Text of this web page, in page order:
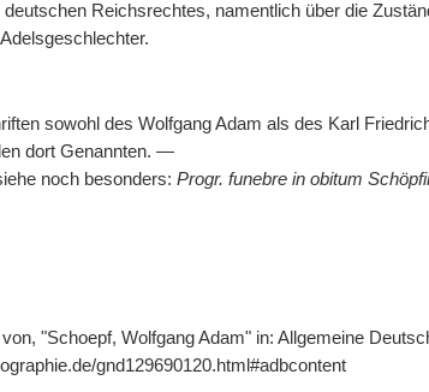
Reichsrechtes, namentlich über die
sowohl des Wolfgang Adam als des Karl
dort Genannten. —
noch besonders: Progr. funebre in obitum
"Schoepf, Wolfgang Adam" in: Allgemeine
gnd129690120.html#adbcontent